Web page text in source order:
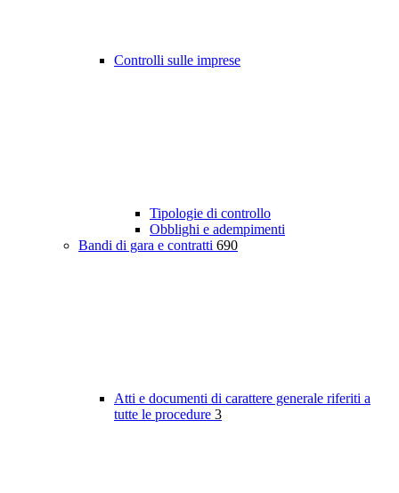
Controlli sulle imprese
Tipologie di controllo
Obblighi e adempimenti
Bandi di gara e contratti 690
Atti e documenti di carattere generale riferiti a
tutte le procedure 3